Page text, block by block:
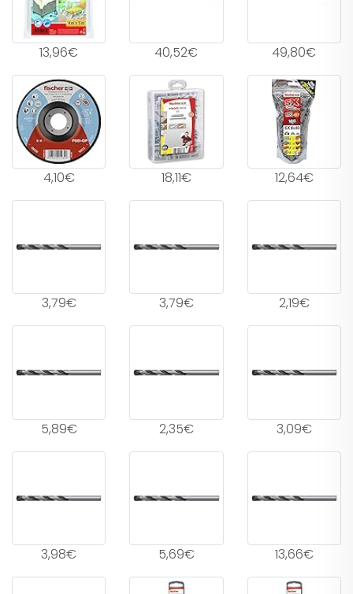
13,96€ 40,52€ 49,80€
4,10€ 18,11€ 12,64€
3,79€ 3,79€ 2,19€
5,89€ 2,35€ 3,09€
3,98€ 5,69€ 13,66€